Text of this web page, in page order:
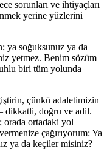
sorunları ve ihtiyaçları
yerine yüzlerini
ya soğuksunuz ya da
yetmez. Benim sözüm
biri tüm yolunda
çünkü adaletimizin
dikkatli, doğru ve adil.
orada ortadaki yol
çağırıyorum: Ya
ya da keçiler misiniz?